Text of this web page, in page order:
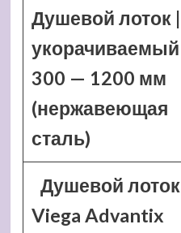
Душевой лоток |
укорачиваемый
300 — 1200 мм
(нержавеющая
сталь)
Душевой лоток
Viega Advantix